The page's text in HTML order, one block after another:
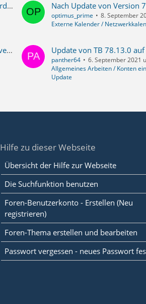
Automatisches Update auf Thunderbird 91 wird bald aktiviert - früher als bisher gedacht!
optimus_prime
8. September
Externe Kalender /
Update auf Thunderbird 91.1.0 durchgeführt verursacht jedoch Probleme! Update von TB 78.13.0
panther64
6. September 2021
Allgemeines Arbeiten / Konten
Update
Hilfe zu dieser Webseite
Übersicht der Hilfe zur Webseite
Die Suchfunktion benutzen
Foren-Benutzerkonto - Erstellen (Neu
registrieren)
Foren-Thema erstellen und bearbeiten
Passwort vergessen - neues Passwort